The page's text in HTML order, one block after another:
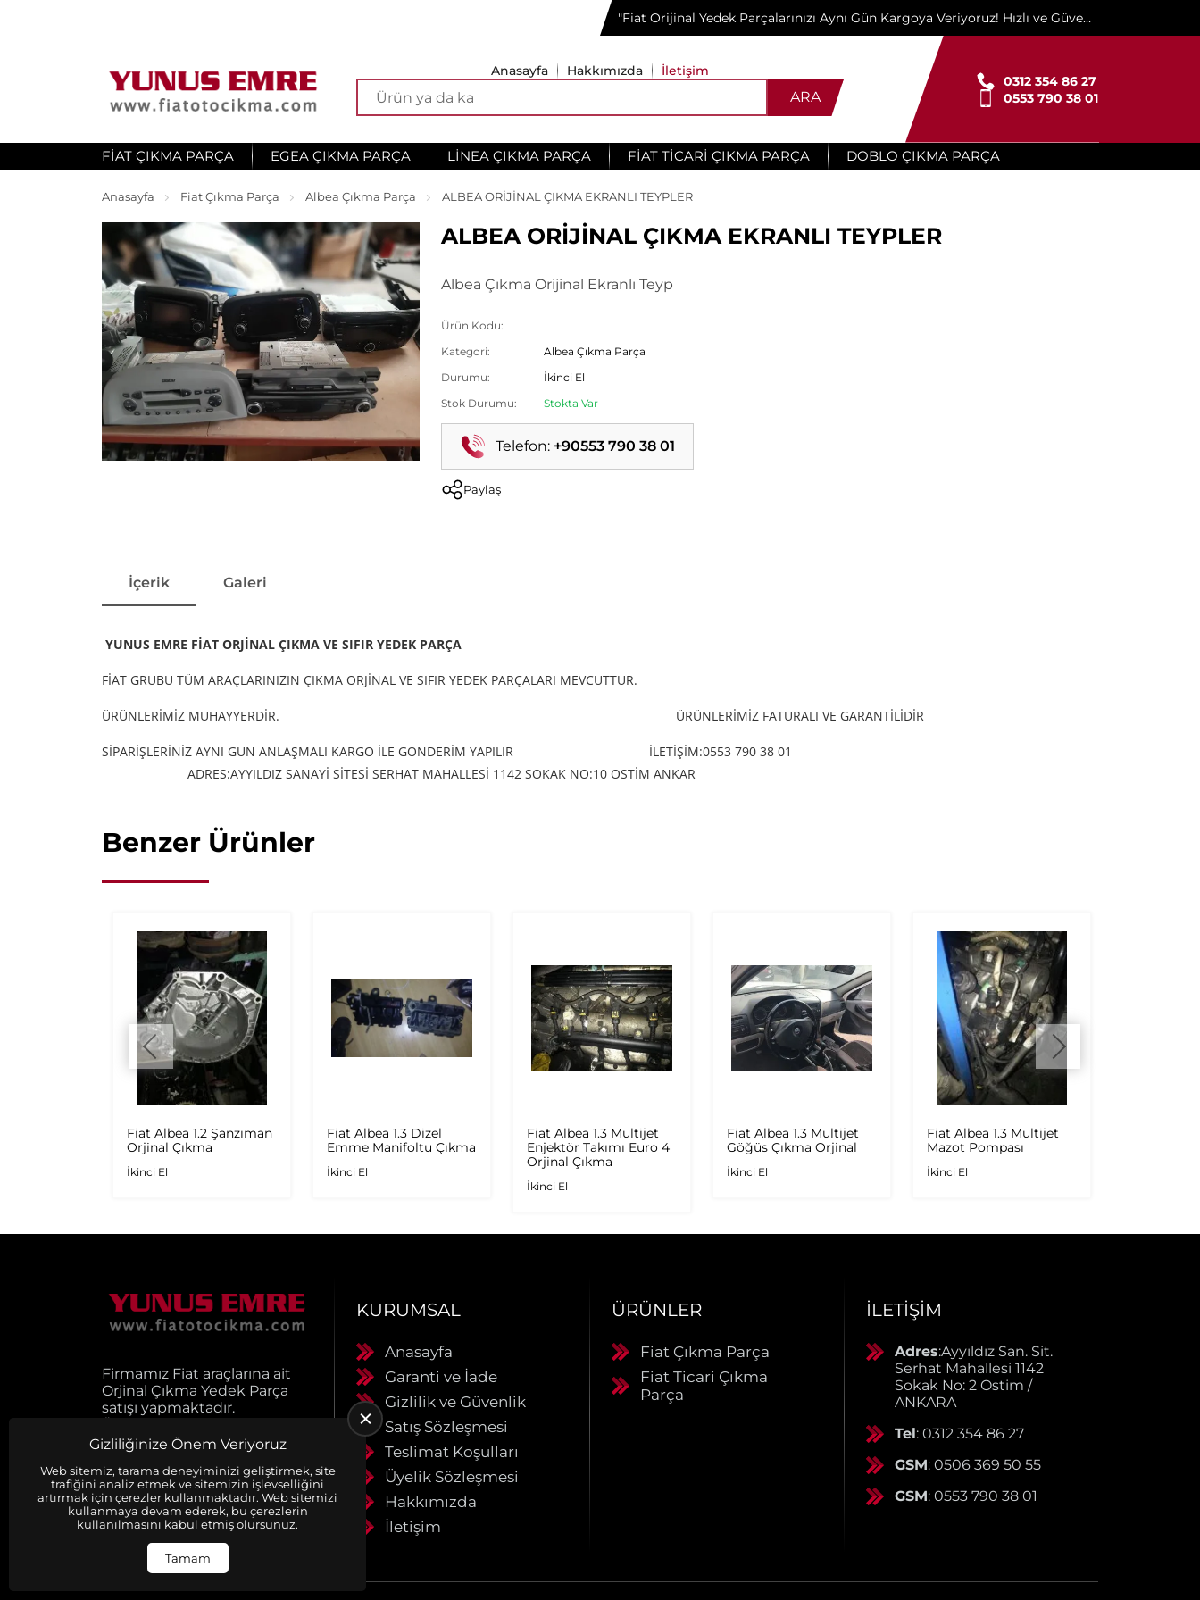
"Fiat Orijinal Yedek Parçalarınızı Aynı Gün Kargoya Veriyoruz! Hızlı ve Güvenli
Teslimat İçin Buradayız!"
Anasayfa Hakkımızda İletişim
ARA
0312 354 86 27
0553 790 38 01
FIAT ÇIKMA PARÇA EGEA ÇIKMA PARÇA LINEA ÇIKMA PARÇA FIAT TICARI ÇIKMA PARÇA DOBLO ÇIKMA PARÇA
Anasayfa Fiat Çıkma Parça Albea Çıkma Parça ALBEA ORİJİNAL ÇIKMA EKRANLI TEYPLER
ALBEA ORİJİNAL ÇIKMA EKRANLI TEYPLER
Albea Çıkma Orijinal Ekranlı Teyp
Ürün Kodu:
Kategori:
Albea Çıkma Parça
Durumu:
İkinci El
Stok Durumu:
Stokta Var
Telefon: +90553 790 38 01
Paylaş
İçerik Galeri
YUNUS EMRE FİAT ORJİNAL ÇIKMA VE SIFIR YEDEK PARÇA
FİAT GRUBU TÜM ARAÇLARINIZIN ÇIKMA ORJİNAL VE SIFIR YEDEK PARÇALARI MEVCUTTUR.
ÜRÜNLERİMİZ MUHAYYERDİR. ÜRÜNLERİMİZ FATURALI VE GARANTİLİDİR
SİPARİŞLERİNİZ AYNI GÜN ANLAŞMALI KARGO İLE GÖNDERİM YAPILIR
İLETİŞİM:0553 790 38 01
ADRES:AYYILDIZ SANAYİ SİTESİ SERHAT MAHALLESİ 1142 SOKAK NO:10 OSTİM ANKAR
Benzer Ürünler
Fiat Albea 1.2 Şanzıman
Orjinal Çıkma
İkinci El
Fiat Albea 1.3 Dizel
Emme Manifoltu Çıkma
İkinci El
Fiat Albea 1.3 Multijet
Enjektör Takımı Euro 4
Orjinal Çıkma
İkinci El
Fiat Albea 1.3 Multijet
Göğüs Çıkma Orjinal
İkinci El
Fiat Albea 1.3 Multijet
Mazot Pompası
İkinci El
Firmamız Fiat araçlarına ait
Orjinal Çıkma Yedek Parça
satışı yapmaktadır.
Ürünlerimiz faturalı ve
evraklıdır. Siparişleriniz
anlaşmalı kargo firmaları ile
aynı gün kargoya verilir.
Detaylı bilgi için bizimel
iletişime geçiniz
KURUMSAL
Anasayfa
Garanti ve İade
Gizlilik ve Güvenlik
Satış Sözleşmesi
Teslimat Koşulları
Üyelik Sözleşmesi
Hakkımızda
İletişim
ÜRÜNLER
Fiat Çıkma Parça
Fiat Ticari Çıkma
Parça
İLETIŞIM
Adres:Ayyıldız San. Sit.
Serhat Mahallesi 1142
Sokak No: 2 Ostim /
ANKARA
Tel: 0312 354 86 27
GSM: 0506 369 50 55
GSM: 0553 790 38 01
Gizliliğinize Önem Veriyoruz
Web sitemiz, tarama deneyiminizi geliştirmek, site
trafiğini analiz etmek ve sitemizin işlevselliğini
artırmak için çerezler kullanmaktadır. Web sitemizi
kullanmaya devam ederek, bu çerezlerin
kullanılmasını kabul etmiş olursunuz.
Tamam